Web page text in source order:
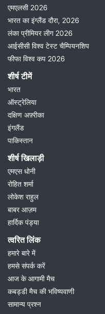
एमएलसी 2026
भारत का इंग्लैंड दौरा, 2026
लंका प्रीमियर लीग 2026
आईसीसी विश्व टेस्ट चैम्पियनशिप
फीफा विश्व कप 2026
शीर्ष टीमें
भारत
ऑस्ट्रेलिया
दक्षिण अफ़्रीका
इंगलैंड
पाकिस्तान
शीर्ष खिलाड़ी
एमएस धोनी
रोहित शर्मा
लोकेश राहुल
बाबर आज़म
हार्दिक पंड्या
त्वरित लिंक
हमारे बारे में
हमसे संपर्क करें
आज के आगामी मैच
कबड्डी मैच की भविष्यवाणी
सामान्य प्रश्न